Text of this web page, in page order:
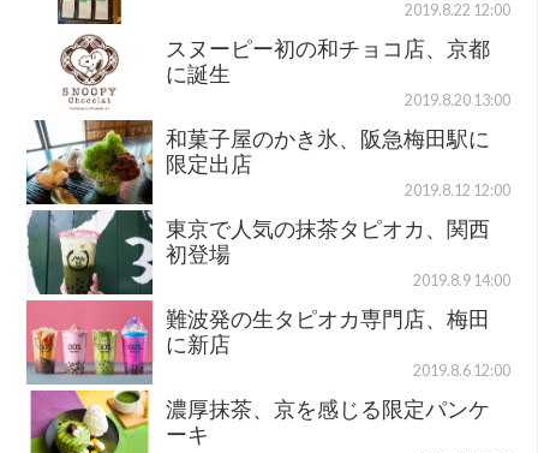
2019.8.22 12:00
スヌーピー初の和チョコ店、京都
に誕生
2019.8.20 13:00
和菓子屋のかき氷、阪急梅田駅に
限定出店
2019.8.12 12:00
東京で人気の抹茶タピオカ、関西
初登場
2019.8.9 14:00
難波発の生タピオカ専門店、梅田
に新店
2019.8.6 12:00
濃厚抹茶、京を感じる限定パンケ
ーキ